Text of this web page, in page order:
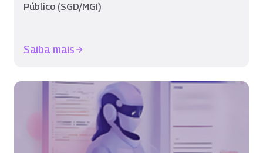
Público (SGD/MGI)
Saiba mais